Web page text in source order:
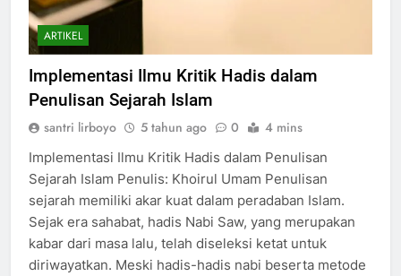
ARTIKEL
Implementasi Ilmu Kritik Hadis dalam
Penulisan Sejarah Islam
santri lirboyo 5 tahun ago 0 4 mins
Implementasi Ilmu Kritik Hadis dalam Penulisan
Sejarah Islam Penulis: Khoirul Umam Penulisan
sejarah memiliki akar kuat dalam peradaban Islam.
Sejak era sahabat, hadis Nabi Saw, yang merupakan
kabar dari masa lalu, telah diseleksi ketat untuk
diriwayatkan. Meski hadis-hadis nabi beserta metode